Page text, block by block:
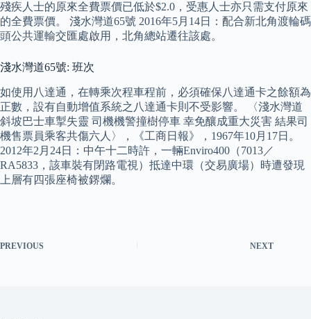
殘疾人士的原來全費票價已低於$2.0，受惠人士亦只需支付原來
的全費票價。 淺水灣道65號 2016年5月14日：配合新北角渡輪碼
頭公共運輸交匯處啟用，北角總站遷往該處。
淺水灣道65號: 班次
如使用八達通，在轉乘次程車程前，必須確保八達通卡之餘額為
正數，設有自動增值系統之八達通卡則不受影響。 〈淺水灣道
斜坡巴士車掣失靈 司機機警撞樹停車 幸免釀成重大災害 結果司
機售票員乘客共傷六人〉，《工商日報》，1967年10月17日。
2012年2月24日：中午十二時許，一輛Enviro400（7013／
RA5833，該車裝有閉路電視）抵達中環（交易廣場）時遭發現
上層有四張座椅被鎅爛。
PREVIOUS NEXT